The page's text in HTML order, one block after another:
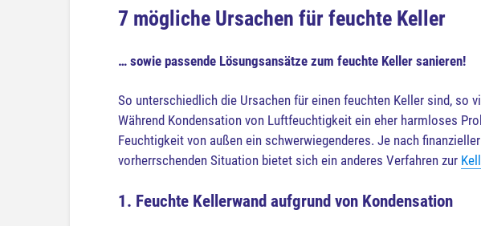
7 mögliche Ursachen für feuchte Keller
… sowie passende Lösungsansätze zum feuchte Keller sanieren!
So unterschiedlich die Ursachen für einen feuchten Keller sind, so
Während Kondensation von Luftfeuchtigkeit ein eher harmloses
Feuchtigkeit von außen ein schwerwiegenderes. Je nach
vorherrschenden Situation bietet sich ein anderes Verfahren zur
1. Feuchte Kellerwand aufgrund von Kondensation